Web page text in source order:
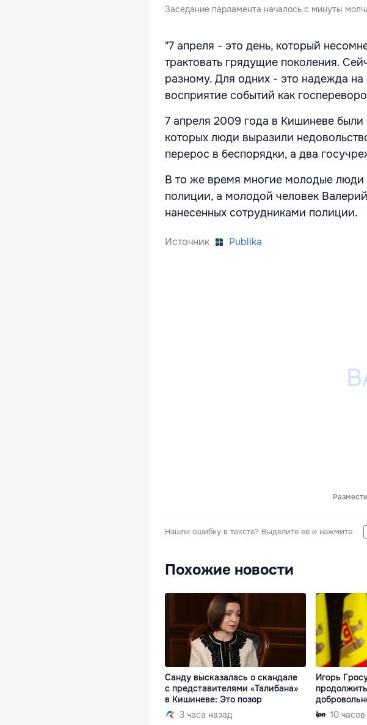
Заседание парламента началось с минуты
"7 апреля - это день, который
трактовать грядущие поколения.
разному. Для одних - это надежда
восприятие событий как
7 апреля 2009 года в Кишиневе
которых люди выразили
перерос в беспорядки, а два
В то же время многие молодые люди
полиции, а молодой человек
нанесенных сотрудниками полиции.
Источник Publika
Нашли ошибку в тексте? Выделите ее и нажмите
Похожие новости
Санду высказалась о скандале
с представителями «Талибана»
в Кишиневе: Это позор
3 часа назад
Игорь
10